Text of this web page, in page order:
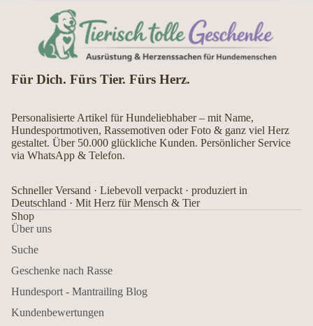
Für Dich. Fürs Tier. Fürs Herz.
Personalisierte Artikel für Hundeliebhaber – mit Name,
Hundesportmotiven, Rassemotiven oder Foto & ganz viel Herz
gestaltet. Über 50.000 glückliche Kunden. Persönlicher Service
via WhatsApp & Telefon.
Schneller Versand · Liebevoll verpackt · produziert in
Deutschland · Mit Herz für Mensch & Tier
Shop
Über uns
Suche
Geschenke nach Rasse
Hundesport - Mantrailing Blog
Kundenbewertungen